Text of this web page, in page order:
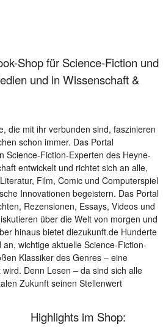
Shop für Science-Fiction und
und in Wissenschaft &
die mit ihr verbunden sind, faszinieren
schon immer. Das Portal
Science-Fiction-Experten des Heyne-
entwickelt und richtet sich an alle,
Film, Comic und Computerspiel
Innovationen begeistern. Das Portal
Rezensionen, Essays, Videos und
über die Welt von morgen und
hinaus bietet diezukunft.de Hunderte
wichtige aktuelle Science-Fiction-
Klassiker des Genres – eine
Denn Lesen – da sind sich alle
Zukunft seinen Stellenwert
Highlights im Shop: